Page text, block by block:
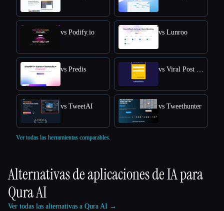
vs Podify.io vs Lunroo
vs Predis vs Viral Post Generator
vs TweetAI vs Tweethunter
Ver todas las herramientas comparables.
Alternativas de aplicaciones de IA para
Qura AI
Ver todas las alternativas a Qura AI →